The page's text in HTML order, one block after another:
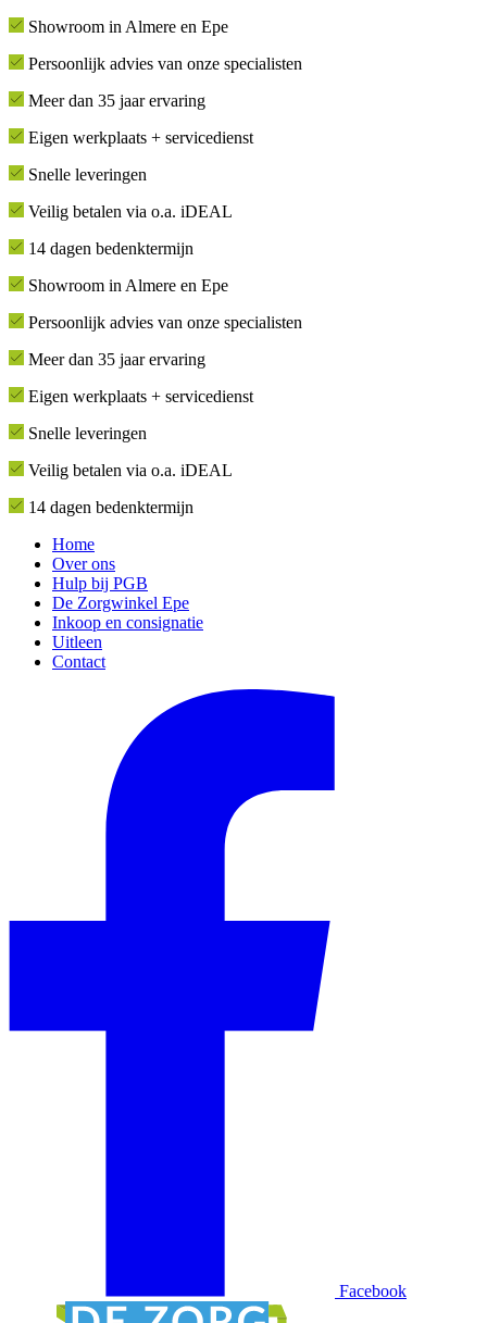
Showroom in Almere en Epe
Persoonlijk advies van onze specialisten
Meer dan 35 jaar ervaring
Eigen werkplaats + servicedienst
Snelle leveringen
Veilig betalen via o.a. iDEAL
14 dagen bedenktermijn
Showroom in Almere en Epe
Persoonlijk advies van onze specialisten
Meer dan 35 jaar ervaring
Eigen werkplaats + servicedienst
Snelle leveringen
Veilig betalen via o.a. iDEAL
14 dagen bedenktermijn
Home
Over ons
Hulp bij PGB
De Zorgwinkel Epe
Inkoop en consignatie
Uitleen
Contact
Facebook